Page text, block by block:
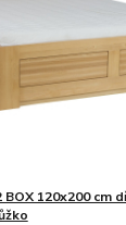
BOX 120x200 cm